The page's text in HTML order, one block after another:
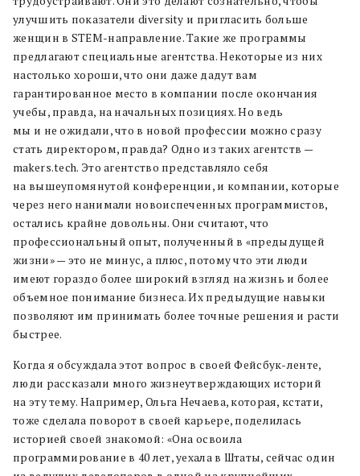
улучшить показатели diversity и пригласить больше
женщин в STEM-направление. Такие же программы
предлагают специальные агентства. Некоторые из них
настолько хороши, что они даже дадут вам
гарантированное место в компании после окончания
учебы, правда, на начальных позициях. Но ведь
мы и не ожидали, что в новой профессии можно сразу
стать директором, правда? Одно из таких агентств —
makers.tech. Это агентство представляло себя
на вышеупомянутой конференции, и компании, которые
через него нанимали новоиспеченных программистов,
остались крайне довольны. Они считают, что
профессиональный опыт, полученный в «предыдущей
жизни» — это не минус, а плюс, потому что эти люди
имеют гораздо более широкий взгляд на жизнь и более
объемное понимание бизнеса. Их предыдущие навыки
позволяют им принимать более точные решения и расти
быстрее.
Когда я обсуждала этот вопрос в своей Фейсбук-ленте,
люди рассказали много жизнеутверждающих историй
на эту тему. Например, Ольга Нечаева, которая, кстати,
тоже сделала поворот в своей карьере, поделилась
историей своей знакомой: «Она освоила
программирование в 40 лет, уехала в Штаты, сейчас один